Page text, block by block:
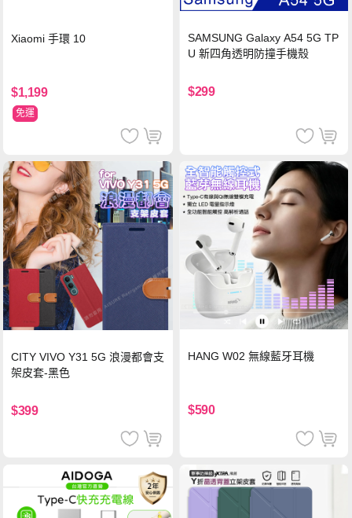
Xiaomi 手環 10
$1,199
免運
SAMSUNG Galaxy A54 5G TP
U 新四角透明防撞手機殼
$299
CITY VIVO Y31 5G 浪漫都會支
架皮套-黑色
$399
HANG W02 無線藍牙耳機
$590